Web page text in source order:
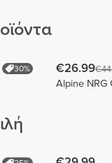
30% €26.99
Alpine NRG